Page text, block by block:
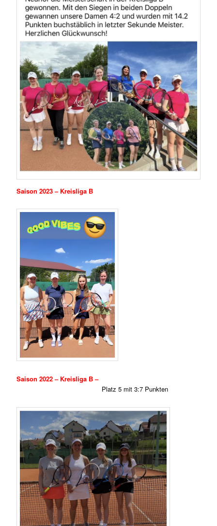
Saison 2023 – Kreisliga B
Saison 2022 – Kreisliga B –
Platz 5 mit 3:7 Punkten